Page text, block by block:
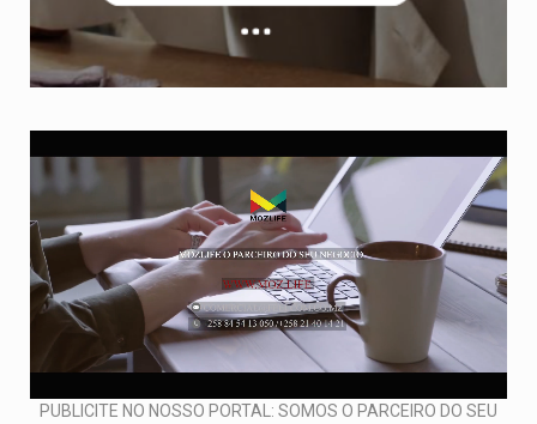
PUBLICITE NO NOSSO PORTAL: SOMOS O PARCEIRO DO SEU